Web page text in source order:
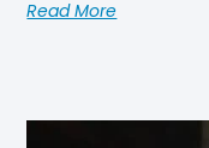
Read More